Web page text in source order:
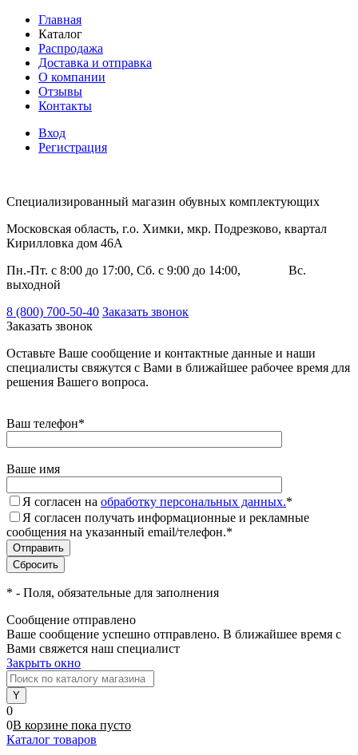
Главная
Каталог
Распродажа
Доставка и отправка
О компании
Отзывы
Контакты
Вход
Регистрация
Специализированный магазин обувных комплектующих
Московская область, г.о. Химки, мкр. Подрезково, квартал
Кирилловка дом 46А
Пн.-Пт. с 8:00 до 17:00, Сб. с 9:00 до 14:00, Вс.
выходной
8 (800) 700-50-40 Заказать звонок
Заказать звонок
Оставьте Ваше сообщение и контактные данные и наши
специалисты свяжутся с Вами в ближайшее рабочее время для
решения Вашего вопроса.
Ваш телефон*
Ваше имя
Я согласен на обработку персональных данных.*
Я согласен получать информационные и рекламные
сообщения на указанный email/телефон.*
* - Поля, обязательные для заполнения
Сообщение отправлено
Ваше сообщение успешно отправлено. В ближайшее время с
Вами свяжется наш специалист
Закрыть окно
0
0В корзине пока пусто
Каталог товаров